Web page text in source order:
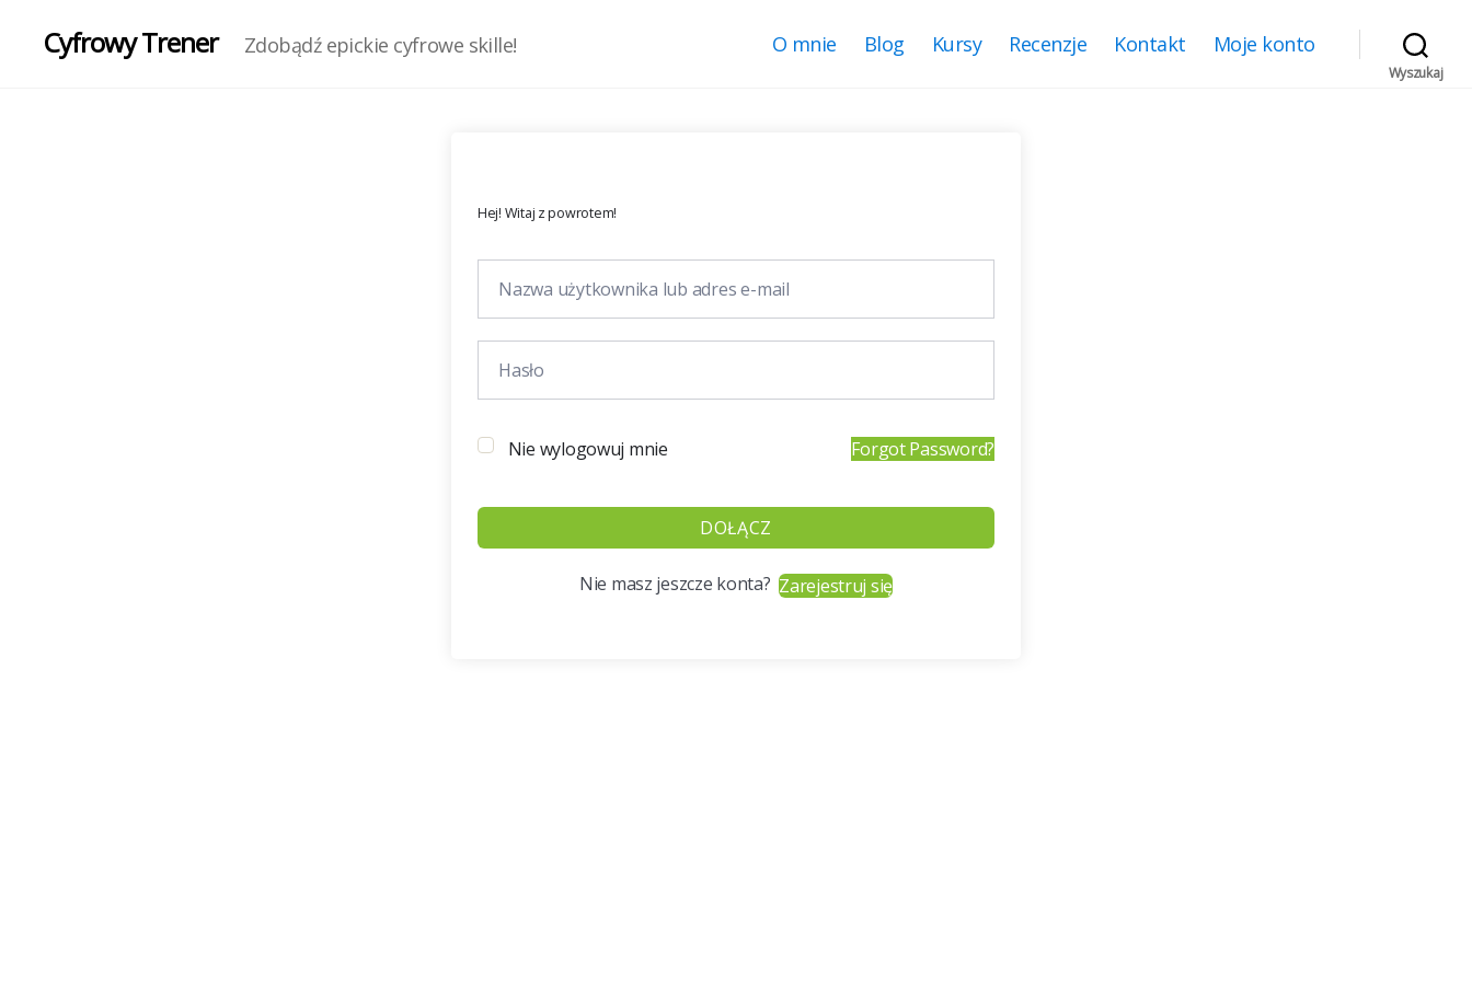
Cyfrowy Trener Zdobądź epickie cyfrowe skille! O mnie Blog Kursy Recenzje Kontakt Moje konto
Wyszukaj
Hej! Witaj z powrotem!
Nie wylogowuj mnie Forgot Password?
DOŁĄCZ
Nie masz jeszcze konta?Zarejestruj się